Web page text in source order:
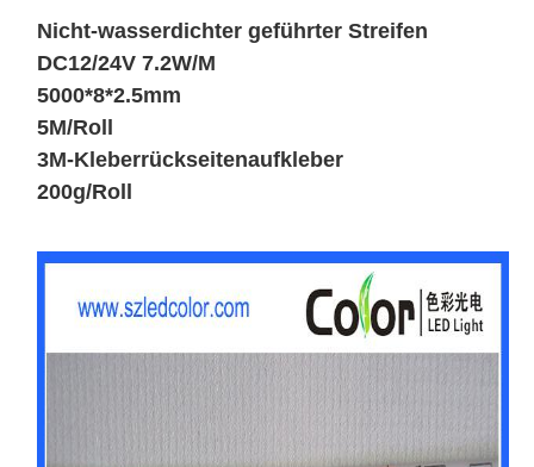
Nicht-wasserdichter geführter Streifen
DC12/24V 7.2W/M
5000*8*2.5mm
5M/Roll
3M-Kleberrückseitenaufkleber
200g/Roll